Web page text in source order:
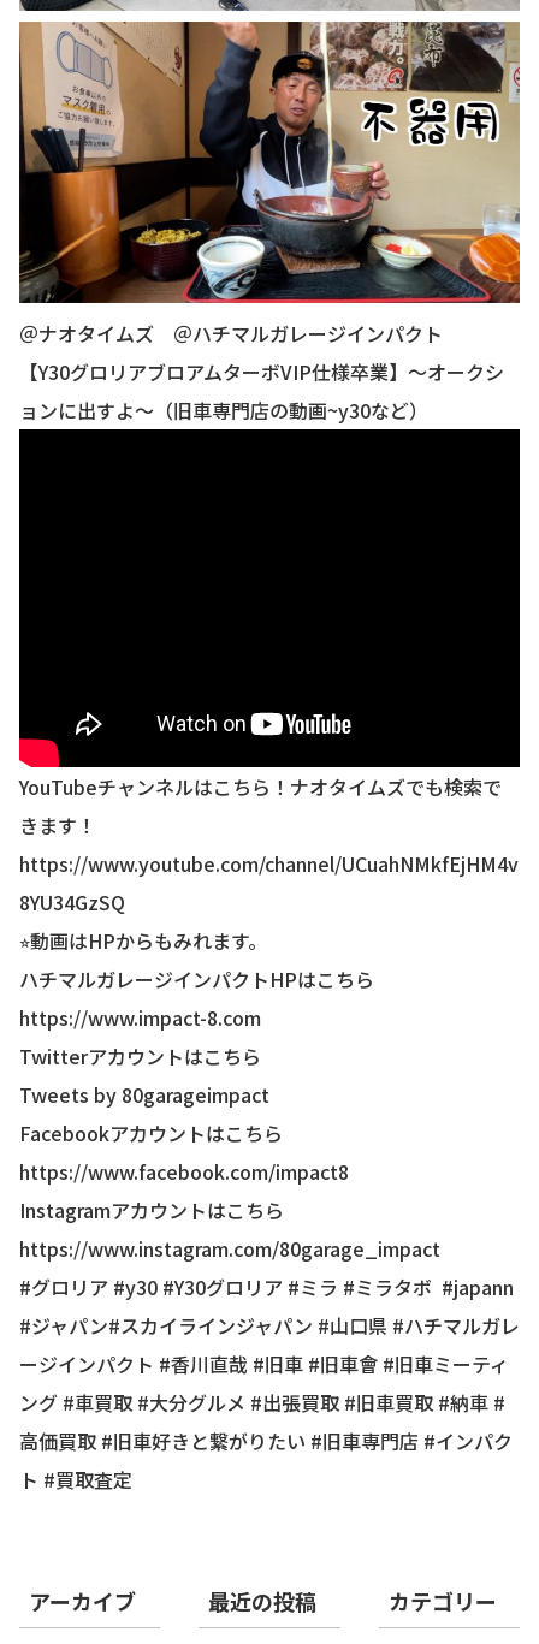
＠ナオタイムズ ＠ハチマルガレージインパクト
【Y30グロリアブロアムターボVIP仕様卒業】〜オークシ
ョンに出すよ〜（旧車専門店の動画~y30など）
YouTubeチャンネルはこちら！ナオタイムズでも検索で
きます！
https://www.youtube.com/channel/UCuahNMkfEjHM4v
8YU34GzSQ
⭐︎動画はHPからもみれます。
ハチマルガレージインパクトHPはこちら
https://www.impact-8.com
Twitterアカウントはこちら
Tweets by 80garageimpact
Facebookアカウントはこちら
https://www.facebook.com/impact8
Instagramアカウントはこちら
https://www.instagram.com/80garage_impact
#グロリア #y30 #Y30グロリア #ミラ #ミラタボ #japann
#ジャパン#スカイラインジャパン #山口県 #ハチマルガレ
ージインパクト #香川直哉 #旧車 #旧車會 #旧車ミーティ
ング #車買取 #大分グルメ #出張買取 #旧車買取 #納車 #
高価買取 #旧車好きと繋がりたい #旧車専門店 #インパク
ト #買取査定
アーカイブ 最近の投稿 カテゴリー